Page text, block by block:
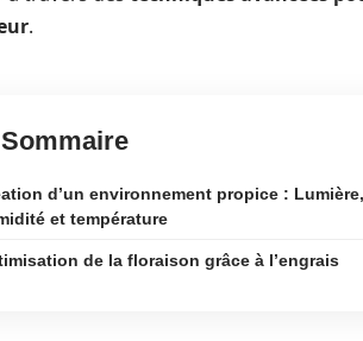
.
Sommaire
d’un environnement propice : Lumière,
et température
de la floraison grâce à l’engrais